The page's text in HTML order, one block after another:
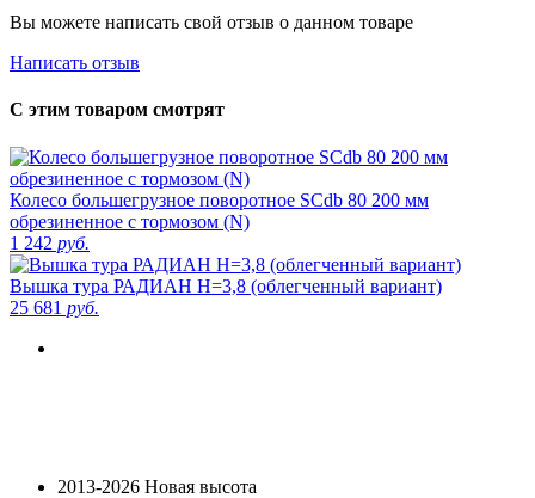
Вы можете написать свой отзыв о данном товаре
Написать отзыв
С этим товаром смотрят
Колесо большегрузное поворотное SCdb 80 200 мм
обрезиненное с тормозом (N)
1 242 руб.
Вышка тура РАДИАН H=3,8 (облегченный вариант)
25 681 руб.
2013-2026 Новая высота